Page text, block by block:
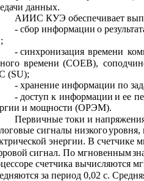
данных.
АИИС КУЭ обеспечивает
- сбор информации о
- синхронизация времени
времени (СОЕВ),
(SU);
- хранение информации по
- доступ к информации и ее
и мощности (ОРЭМ).
Первичные токи и
сигналы низкогоуровня,
энергии. В счетчике
сигнал. По мгновенным
счетчика вычисляются
за период 0,02 с.